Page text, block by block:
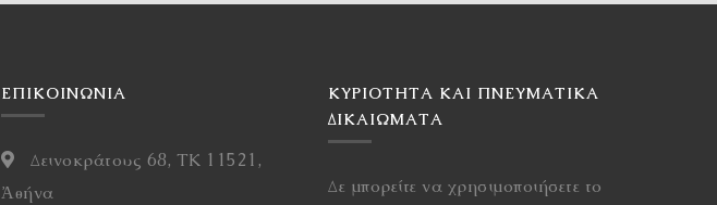
ΕΠΙΚΟΙΝΩΝΙΑ
Δεινοκράτους 68, ΤΚ 11521,
Ἀθήνα
ΚΥΡΙΌΤΗΤΑ ΚΑΙ ΠΝΕΥΜΑΤΙΚΆ
ΔΙΚΑΙΏΜΑΤΑ
Δε μπορείτε να χρησιμοποιήσετε το